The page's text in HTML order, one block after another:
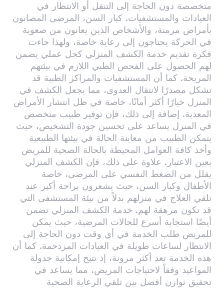
متخصصة دون الحاجة إلى التنقل أو الانتظار في
العيادات والمستشفيات. كبار السن، المرضى المصابون
بأمراض مزمنة، والأشخاص الذين يعانون من صعوبة
في الحركة يحتاجون إلى رعاية خاصة، ولهذا جاءت
فكرة تقديم خدمة الكشف المنزلي كحل عملي يضمن
لهم الحصول على الفحص الطبي اللازم في بيئتهم
المريحة. كما أن المستشفيات والمراكز الطبية قد
تشكل مصدرًا لانتقال العدوى، مما يجعل الكشف في
المنزل خيارًا أكثر أمانًا، خاصة في ظل انتشار الأمراض
المعدية. إضافة إلى ذلك، فإن توفير طبيب متخصص
في المنزل يساعد على تحسين جودة التشخيص، حيث
يتمكن الطبيب من معاينة الحالة في بيئتها الطبيعية
وأخذ كافة العوامل المحيطة بالحالة الصحية للمريض
بعين الاعتبار. علاوة على ذلك، فإن الكشف المنزلي
يقلل من الضغط النفسي على المرضى، خاصة
الأطفال وكبار السن، حيث يشعرون براحة أكبر عند
تلقي العلاج في منزلهم بدلاً من بيئة المستشفى التي
قد تكون مرهقة لهم. خدمة الكشف المنزلي تضمن
أيضًا استجابة أسرع للحالات المرضية، حيث يمكن
للمريض طلب الخدمة في أي وقت دون الحاجة إلى
الانتظار لساعات طويلة في العيادات المزدحمة. كما أن
هذه الخدمة تعد أكثر مرونة، إذ تتيح إمكانية جدولة
المواعيد وفقاً لاحتياجات المريض، مما يساعد في
تحقيق توازن أفضل بين تلقي الرعاية الصحية